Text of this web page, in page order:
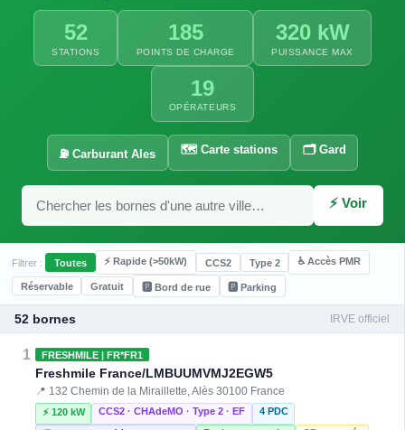
52
STATIONS
185
POINTS DE CHARGE
320 kW
PUISSANCE MAX
19
OPÉRATEURS
⛽ Carburant Ales 🗺️ Carte stations 🗂️ Gard
⚡ Voir
Filtrer : Toutes ⚡ Rapide (>50kW) CCS2 Type 2 ♿ Accès PMR
Réservable Gratuit 🅿️ Bord de rue 🅿️ Parking
52 bornes IRVE officiel
1 FRESHMILE | FR*FR1
Freshmile France/LMBUUMVMJ2EGW5
📍 132 Chemin de la Miraillette, Alès 30100 France
⚡ 120 kW CCS2 · CHAdeMO · Type 2 · EF 4 PDC
⚡ 22.08 kW
⚡ 22.08 kW